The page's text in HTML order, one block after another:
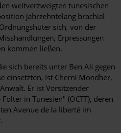
weitverzweigten tunesischen
jahrzehntelang brachial
sich, von der
Erpressungen
kommen ließen.
sich bereits unter Ben Ali gegen
einsetzten, ist Cherni Mondher,
Er ist Vorsitzender
in Tunesien" (OCTT), deren
Avenue de la liberté im